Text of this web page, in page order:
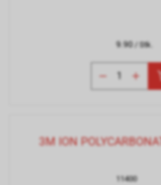
9.90/ Stk.
3M ION
11400